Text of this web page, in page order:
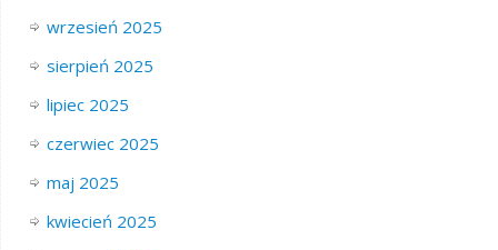
wrzesień 2025
sierpień 2025
lipiec 2025
czerwiec 2025
maj 2025
kwiecień 2025